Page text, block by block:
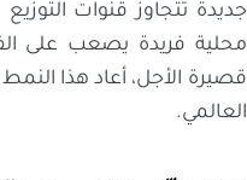
جديدة تتجاوز قنوات
محلية فريدة يصعب على
قصيرة الأجل، أعاد هذا
العالمي.